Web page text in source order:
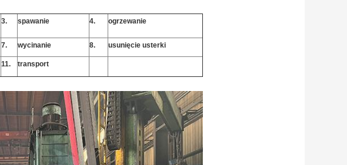
3. spawanie 4. ogrzewanie
7. wycinanie 8. usunięcie usterki
11. transport